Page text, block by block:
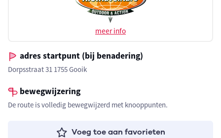
meer info
adres startpunt (bij benadering)
Dorpsstraat 31 1755 Gooik
bewegwijzering
De route is volledig bewegwijzerd met knooppunten.
Voeg toe aan favorieten